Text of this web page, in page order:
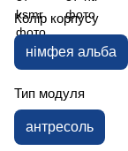
Колір корпусу
німфея альба
Тип модуля
антресоль